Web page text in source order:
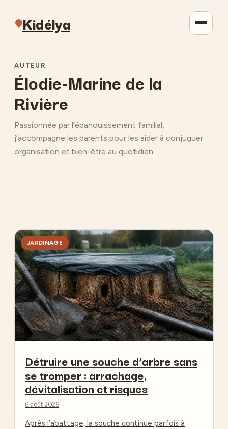
Kidélya
Maison
Lifestyle
AUTEUR
Élodie-Marine de la
Rivière
Passionnée par l’épanouissement familial,
j’accompagne les parents pour les aider à conjuguer
organisation et bien-être au quotidien.
JARDINAGE
Détruire une souche d’arbre sans
se tromper : arrachage,
dévitalisation et risques
6 août 2026
Après l’abattage, la souche continue parfois à